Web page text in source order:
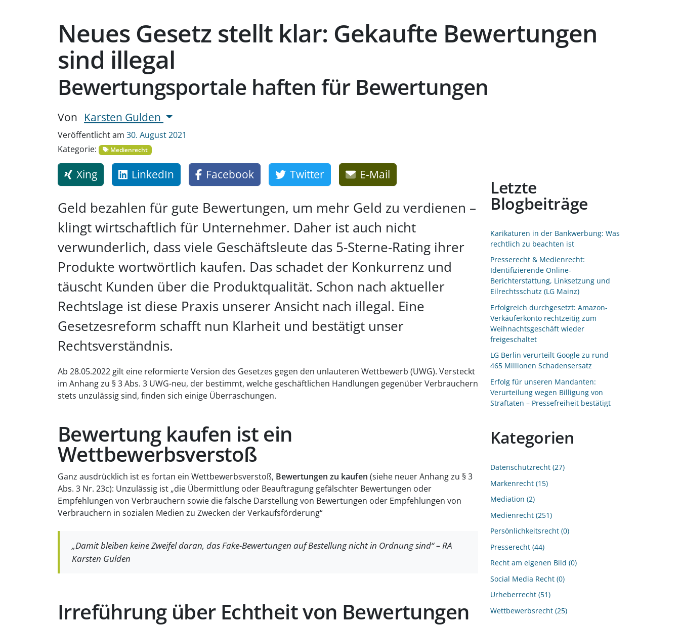
Neues Gesetz stellt klar: Gekaufte Bewertungen
sind illegal
Bewertungsportale haften für Bewertungen
Von Karsten Gulden
Veröffentlicht am 30. August 2021
Kategorie:
Medienrecht
Xing LinkedIn Facebook Twitter E-Mail
Geld bezahlen für gute Bewertungen, um mehr Geld zu verdienen –
klingt wirtschaftlich für Unternehmer. Daher ist auch nicht
verwunderlich, dass viele Geschäftsleute das 5-Sterne-Rating ihrer
Produkte wortwörtlich kaufen. Das schadet der Konkurrenz und
täuscht Kunden über die Produktqualität. Schon nach aktueller
Rechtslage ist diese Praxis unserer Ansicht nach illegal. Eine
Gesetzesreform schafft nun Klarheit und bestätigt unser
Rechtsverständnis.
Ab 28.05.2022 gilt eine reformierte Version des Gesetzes gegen den unlauteren Wettbewerb (UWG). Versteckt
im Anhang zu § 3 Abs. 3 UWG-neu, der bestimmt, welche geschäftlichen Handlungen gegenüber Verbrauchern
stets unzulässig sind, finden sich einige Überraschungen.
Bewertung kaufen ist ein
Wettbewerbsverstoß
Ganz ausdrücklich ist es fortan ein Wettbewerbsverstoß, Bewertungen zu kaufen (siehe neuer Anhang zu § 3
Abs. 3 Nr. 23c): Unzulässig ist „die Übermittlung oder Beauftragung gefälschter Bewertungen oder
Empfehlungen von Verbrauchern sowie die falsche Darstellung von Bewertungen oder Empfehlungen von
Verbrauchern in sozialen Medien zu Zwecken der Verkaufsförderung“
„Damit bleiben keine Zweifel daran, das Fake-Bewertungen auf Bestellung nicht in Ordnung sind“ – RA
Karsten Gulden
Irreführung über Echtheit von Bewertungen
Letzte
Blogbeiträge
Karikaturen in der Bankwerbung: Was
rechtlich zu beachten ist
Presserecht & Medienrecht:
Identifizierende Online-
Berichterstattung, Linksetzung und
Eilrechtsschutz (LG Mainz)
Erfolgreich durchgesetzt: Amazon-
Verkäuferkonto rechtzeitig zum
Weihnachtsgeschäft wieder
freigeschaltet
LG Berlin verurteilt Google zu rund
465 Millionen Schadensersatz
Erfolg für unseren Mandanten:
Verurteilung wegen Billigung von
Straftaten – Pressefreiheit bestätigt
Kategorien
Datenschutzrecht 27
Markenrecht 15
Mediation 2
Medienrecht 251
Persönlichkeitsrecht 0
Presserecht 44
Recht am eigenen Bild 0
Social Media Recht 0
Urheberrecht 51
Wettbewerbsrecht 25